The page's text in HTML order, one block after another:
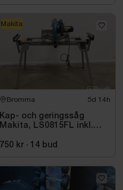
Bromma 5d 14h
Kap- och geringssåg
Makita, LS0815FL inkl.
Bosch, GTA 2600
750 kr · 14 bud
Makita